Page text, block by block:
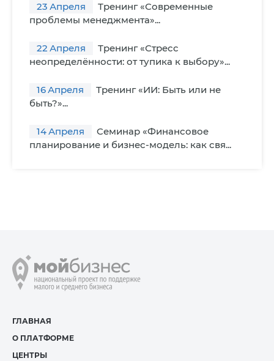
23 Апреля
Тренинг «Современные
проблемы менеджмента»...
22 Апреля
Тренинг «Стресс
неопределённости: от тупика к выбору»...
16Апреля
Тренинг «ИИ: Быть или не
быть?»...
14Апреля
Cеминар «Финансовое
планирование и бизнес-модель: как свя...
ГЛАВНАЯ
О ПЛАТФОРМЕ
ЦЕНТРЫ